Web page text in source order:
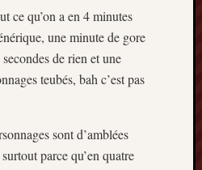
ce qu’on a en 4 minutes
une minute de gore
de rien et une
teubés, bah c’est pas
sont d’amblées
parce qu’en quatre